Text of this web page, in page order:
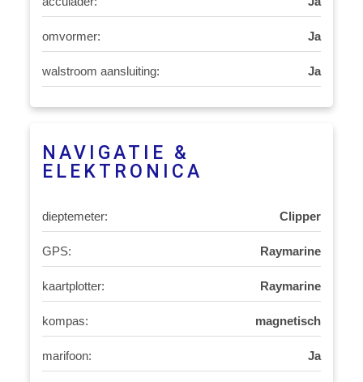
omvormer: Ja
walstroom aansluiting: Ja
NAVIGATIE &
ELEKTRONICA
dieptemeter: Clipper
GPS: Raymarine
kaartplotter: Raymarine
kompas: magnetisch
marifoon: Ja